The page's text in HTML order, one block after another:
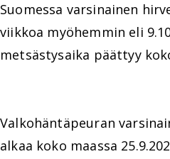
Suomessa varsinainen
viikkoa myöhemmin eli
metsästysaika päättyy
Valkohäntäpeuran
alkaa koko maassa